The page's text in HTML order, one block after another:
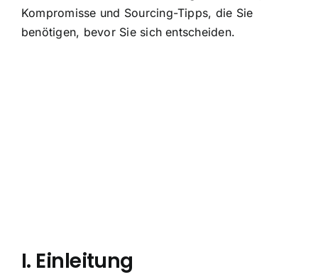
Kompromisse und Sourcing-Tipps, die Sie
benötigen, bevor Sie sich entscheiden.
I. Einleitung